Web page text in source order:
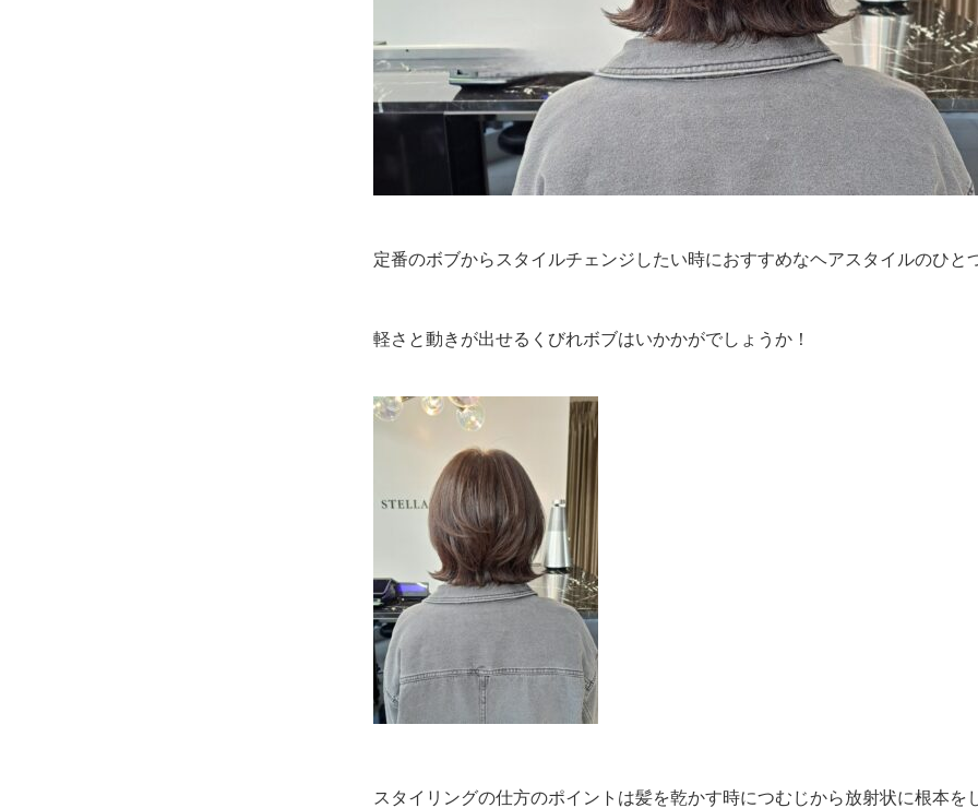
定番のボブからスタイルチェンジしたい時におすすめなヘアスタイルのひと
軽さと動きが出せるくびれボブはいかかがでしょうか！
スタイリングの仕方のポイントは髪を乾かす時につむじから放射状に根本を